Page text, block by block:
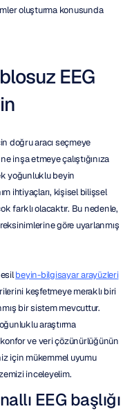
oluşturma konusunda
EEG
doğru aracı seçmeye
inşa etmeye çalıştığınıza
yoğunluklu beyin
ihtiyaçları, kişisel bilişsel
farklı olacaktır. Bu nedenle,
göre uyarlanmış
beyin-bilgisayar arayüzleri
keşfetmeye meraklı biri
bir sistem mevcuttur.
araştırma
konfor ve veri çözünürlüğünün
için mükemmel uyumu
inceleyelim.
EEG başlığı